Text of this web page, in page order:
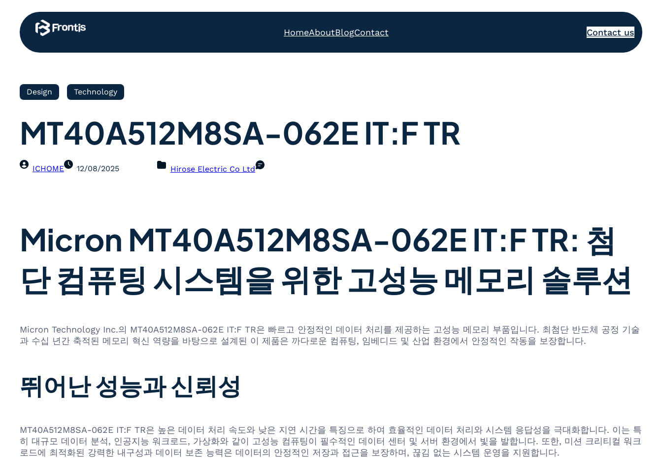
HomeAboutBlogContact Contact us
Design Technology
MT40A512M8SA-062E IT:F TR
ICHOME 12/08/2025 Hirose Electric Co Ltd
Micron MT40A512M8SA-062E IT:F TR: 첨
단 컴퓨팅 시스템을 위한 고성능 메모리 솔루션
Micron Technology Inc.의 MT40A512M8SA-062E IT:F TR은 빠르고 안정적인 데이터 처리를 제공하는 고성능 메모리 부품입니다. 최첨단 반도체 공정 기술
과 수십 년간 축적된 메모리 혁신 역량을 바탕으로 설계된 이 제품은 까다로운 컴퓨팅, 임베디드 및 산업 환경에서 안정적인 작동을 보장합니다.
뛰어난 성능과 신뢰성
MT40A512M8SA-062E IT:F TR은 높은 데이터 처리 속도와 낮은 지연 시간을 특징으로 하여 효율적인 데이터 처리와 시스템 응답성을 극대화합니다. 이는 특
히 대규모 데이터 분석, 인공지능 워크로드, 가상화와 같이 고성능 컴퓨팅이 필수적인 데이터 센터 및 서버 환경에서 빛을 발합니다. 또한, 미션 크리티컬 워크
로드에 최적화된 강력한 내구성과 데이터 보존 능력은 데이터의 안정적인 저장과 접근을 보장하며, 끊김 없는 시스템 운영을 지원합니다.